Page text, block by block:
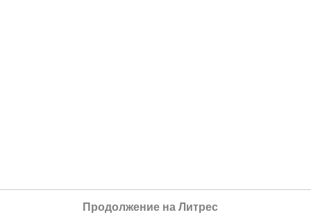
Продолжение на Литрес